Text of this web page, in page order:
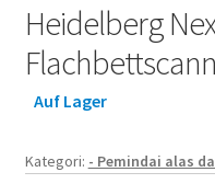
Heidelberg
Auf Lager
Kategori: - Pemindai alas